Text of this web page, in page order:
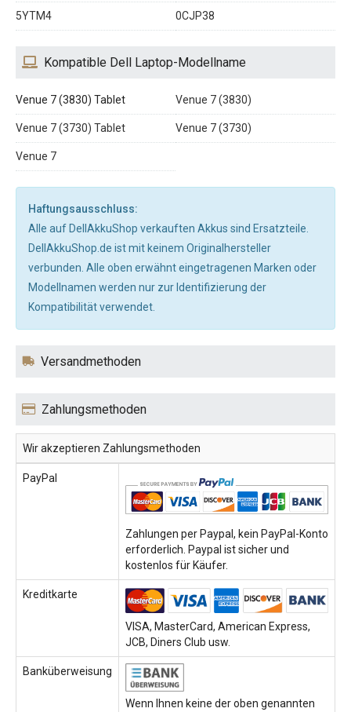
5YTM4 0CJP38
Kompatible Dell Laptop-Modellname
Venue 7 (3830) Tablet Venue 7 (3830)
Venue 7 (3730) Tablet Venue 7 (3730)
Venue 7
Haftungsausschluss:
Alle auf DellAkkuShop verkauften Akkus sind Ersatzteile.
DellAkkuShop.de ist mit keinem Originalhersteller
verbunden. Alle oben erwähnt eingetragenen Marken oder
Modellnamen werden nur zur Identifizierung der
Kompatibilität verwendet.
Versandmethoden
Zahlungsmethoden
Wir akzeptieren Zahlungsmethoden
PayPal
Zahlungen per Paypal, kein PayPal-Konto
erforderlich. Paypal ist sicher und
kostenlos für Käufer.
Kreditkarte
VISA, MasterCard, American Express,
JCB, Diners Club usw.
Banküberweisung
Wenn Ihnen keine der oben genannten